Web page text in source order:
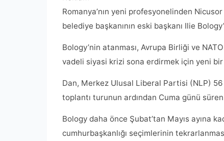
Romanya’nın yeni profesyonelinden
belediye başkanının eski başkanı Ilie
Bology’nin atanması, Avrupa Birliği ve
vadeli siyasi krizi sona erdirmek için yeni
Dan, Merkez Ulusal Liberal Partisi (NLP)
toplantı turunun ardından Cuma günü
Bology daha önce Şubat’tan Mayıs ayına
cumhurbaşkanlığı seçimlerinin